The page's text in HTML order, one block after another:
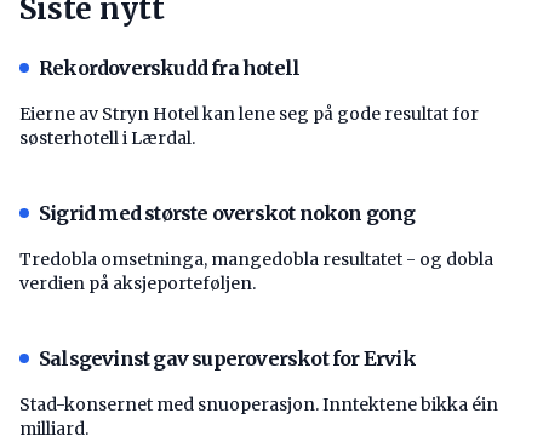
Siste nytt
Rekordoverskudd fra hotell
Eierne av Stryn Hotel kan lene seg på gode resultat for
søsterhotell i Lærdal.
Sigrid med største overskot nokon gong
Tredobla omsetninga, mangedobla resultatet - og dobla
verdien på aksjeporteføljen.
Salsgevinst gav superoverskot for Ervik
Stad-konsernet med snuoperasjon. Inntektene bikka éin
milliard.